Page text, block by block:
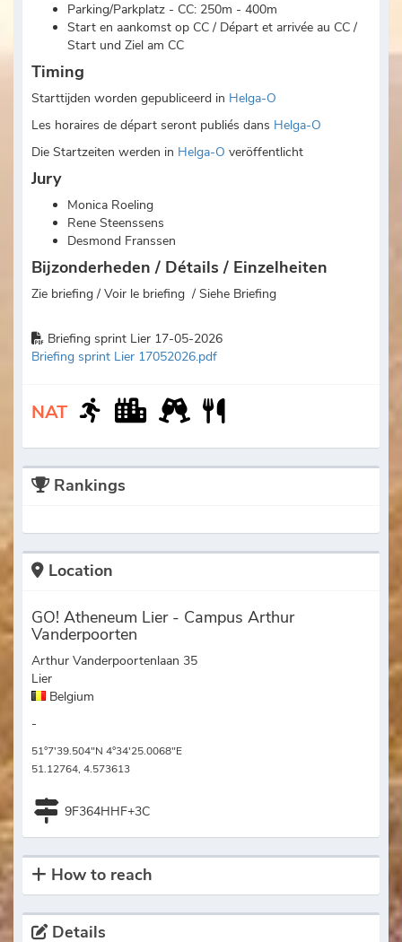
Parking/Parkplatz - CC: 250m - 400m
Start en aankomst op CC / Départ et arrivée au CC /
Start und Ziel am CC
Timing
Starttijden worden gepubliceerd in Helga-O
Les horaires de départ seront publiés dans Helga-O
Die Startzeiten werden in Helga-O veröffentlicht
Jury
Monica Roeling
Rene Steenssens
Desmond Franssen
Bijzonderheden / Détails / Einzelheiten
Zie briefing / Voir le briefing / Siehe Briefing
Briefing sprint Lier 17-05-2026
Briefing sprint Lier 17052026.pdf
NAT
Rankings
Location
GO! Atheneum Lier - Campus Arthur
Vanderpoorten
Arthur Vanderpoortenlaan 35
Lier
Belgium
-
51°7'39.504"N 4°34'25.0068"E
51.12764, 4.573613
9F364HHF+3C
How to reach
Details